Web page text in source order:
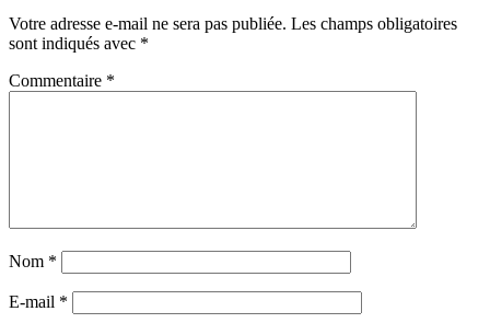
Votre adresse e-mail ne sera pas publiée. Les champs obligatoires
sont indiqués avec *
Commentaire *
Nom *
E-mail *